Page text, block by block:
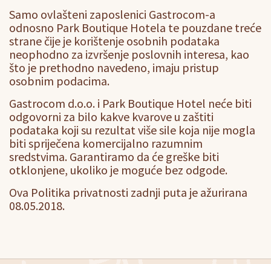
Samo ovlašteni zaposlenici Gastrocom-a
odnosno Park Boutique Hotela te pouzdane treće
strane čije je korištenje osobnih podataka
neophodno za izvršenje poslovnih interesa, kao
što je prethodno navedeno, imaju pristup
osobnim podacima.
Gastrocom d.o.o. i Park Boutique Hotel neće biti
odgovorni za bilo kakve kvarove u zaštiti
podataka koji su rezultat više sile koja nije mogla
biti spriječena komercijalno razumnim
sredstvima. Garantiramo da će greške biti
otklonjene, ukoliko je moguće bez odgode.
Ova Politika privatnosti zadnji puta je ažurirana
08.05.2018.